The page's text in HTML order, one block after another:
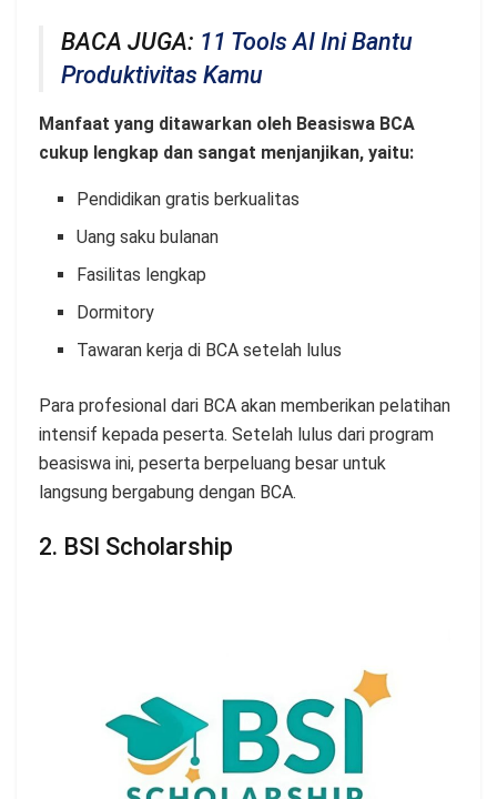
BACA JUGA: 11 Tools AI Ini Bantu
Produktivitas Kamu
Manfaat yang ditawarkan oleh Beasiswa BCA
cukup lengkap dan sangat menjanjikan, yaitu:
Pendidikan gratis berkualitas
Uang saku bulanan
Fasilitas lengkap
Dormitory
Tawaran kerja di BCA setelah lulus
Para profesional dari BCA akan memberikan pelatihan
intensif kepada peserta. Setelah lulus dari program
beasiswa ini, peserta berpeluang besar untuk
langsung bergabung dengan BCA.
2. BSI Scholarship